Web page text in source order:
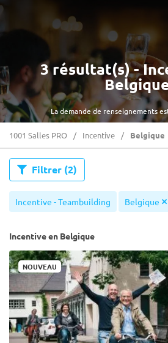
La demande de renseignements
3 résultat(s) -
1001 Salles PRO Incentive Belgique
Filtrer (2)
Incentive - Teambuilding Belgique
Incentive en Belgique
NOUVEAU